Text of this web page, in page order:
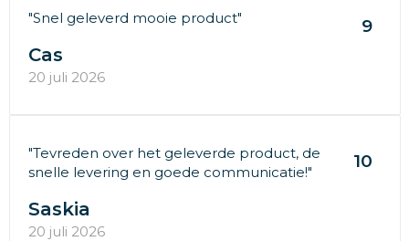
"Snel geleverd mooie product" 9
Cas
20 juli 2026
"Tevreden over het geleverde product, de
snelle levering en goede communicatie!"
10
Saskia
20 juli 2026